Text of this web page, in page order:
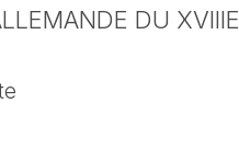
DU XVIIIE